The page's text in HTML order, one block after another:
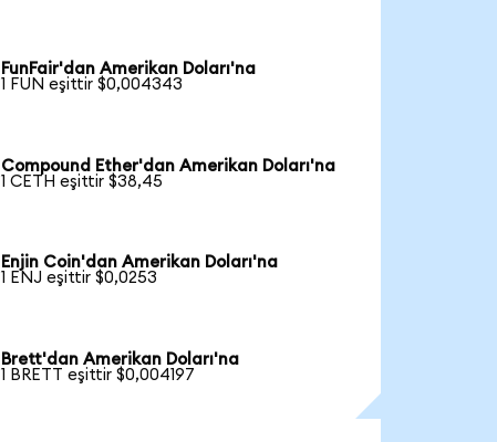
FunFair'dan Amerikan Doları'na
1 FUN eşittir $0,004343
Compound Ether'dan Amerikan Doları'na
1 CETH eşittir $38,45
Enjin Coin'dan Amerikan Doları'na
1 ENJ eşittir $0,0253
Brett'dan Amerikan Doları'na
1 BRETT eşittir $0,004197